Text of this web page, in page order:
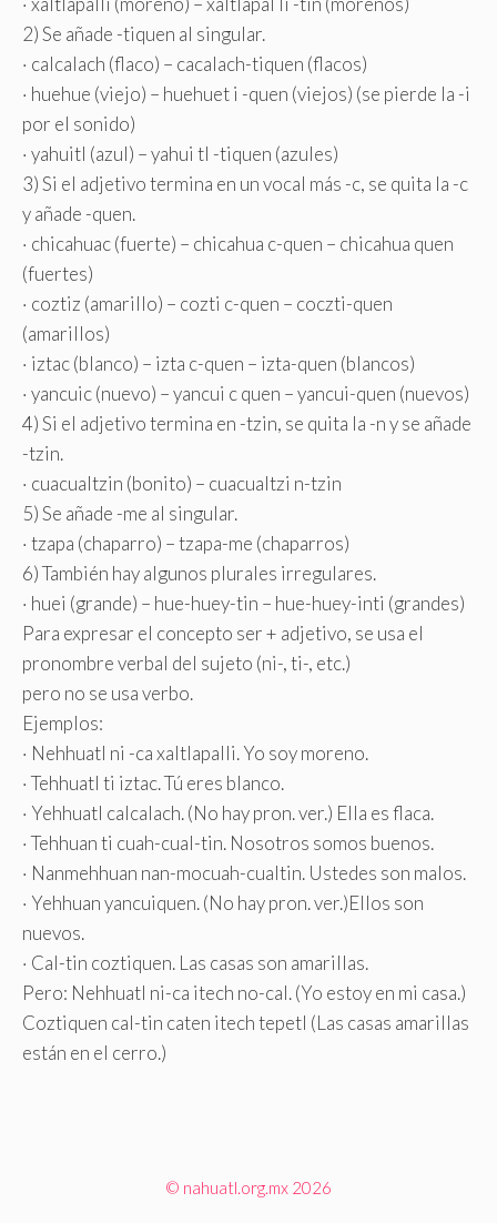
2) Se añade -tiquen al singular.
· calcalach (flaco) – cacalach-tiquen (flacos)
· huehue (viejo) – huehuet i -quen (viejos) (se pierde la -i
por el sonido)
· yahuitl (azul) – yahui tl -tiquen (azules)
3) Si el adjetivo termina en un vocal más -c, se quita la -c
y añade -quen.
· chicahuac (fuerte) – chicahua c-quen – chicahua quen
(fuertes)
· coztiz (amarillo) – cozti c-quen – coczti-quen
(amarillos)
· iztac (blanco) – izta c-quen – izta-quen (blancos)
· yancuic (nuevo) – yancui c quen – yancui-quen (nuevos)
4) Si el adjetivo termina en -tzin, se quita la -n y se añade
-tzin.
· cuacualtzin (bonito) – cuacualtzi n-tzin
5) Se añade -me al singular.
· tzapa (chaparro) – tzapa-me (chaparros)
6) También hay algunos plurales irregulares.
· huei (grande) – hue-huey-tin – hue-huey-inti (grandes)
Para expresar el concepto ser + adjetivo, se usa el
pronombre verbal del sujeto (ni-, ti-, etc.)
pero no se usa verbo.
Ejemplos:
· Nehhuatl ni -ca xaltlapalli. Yo soy moreno.
· Tehhuatl ti iztac. Tú eres blanco.
· Yehhuatl calcalach. (No hay pron. ver.) Ella es flaca.
· Tehhuan ti cuah-cual-tin. Nosotros somos buenos.
· Nanmehhuan nan-mocuah-cualtin. Ustedes son malos.
· Yehhuan yancuiquen. (No hay pron. ver.)Ellos son
nuevos.
· Cal-tin coztiquen. Las casas son amarillas.
Pero: Nehhuatl ni-ca itech no-cal. (Yo estoy en mi casa.)
Coztiquen cal-tin caten itech tepetl (Las casas amarillas
están en el cerro.)
© nahuatl.org.mx 2026